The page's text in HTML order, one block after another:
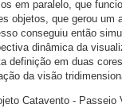
em paralelo, que
objetos, que gerou um
conseguiu então
dinâmica da
definição em duas
da visão
Catavento - Passeio